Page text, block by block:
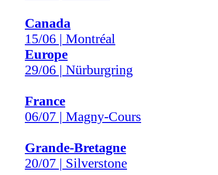
Canada
15/06 | Montréal
Europe
29/06 | Nürburgring
France
06/07 | Magny-Cours
Grande-Bretagne
20/07 | Silverstone